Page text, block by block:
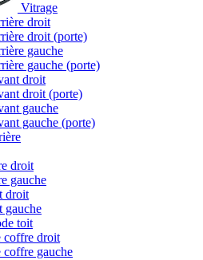
Vitrage
droit
droit (porte)
gauche
gauche (porte)
droit
droit (porte)
gauche
gauche (porte)
droit
gauche
droit
gauche
toit
coffre droit
gauche